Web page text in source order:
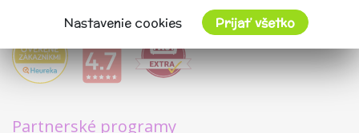
Partnerské programy
Nastavenie cookies Prijať všetko